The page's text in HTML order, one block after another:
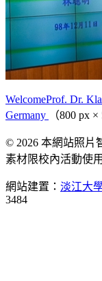
WelcomeProf. Dr.
Germany
（800 px
© 2026 本網站照片
素材限校內活動使
網站建置： 淡江大
3484